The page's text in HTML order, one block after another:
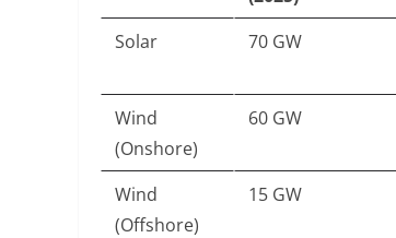
Solar 70 GW
Wind
(Onshore)
60 GW
Wind
(Offshore)
15 GW